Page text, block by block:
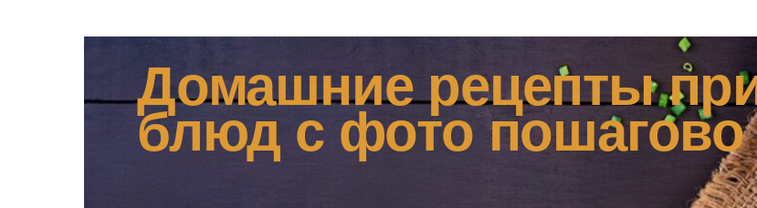
Домашние рецепты
блюд с фото пошагово